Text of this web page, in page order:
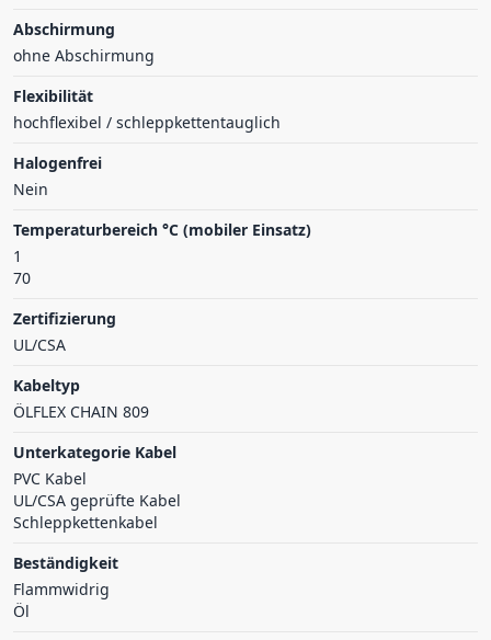
Abschirmung
ohne Abschirmung
Flexibilität
hochflexibel / schleppkettentauglich
Halogenfrei
Nein
Temperaturbereich °C (mobiler Einsatz)
1
70
Zertifizierung
UL/CSA
Kabeltyp
ÖLFLEX CHAIN 809
Unterkategorie Kabel
PVC Kabel
UL/CSA geprüfte Kabel
Schleppkettenkabel
Beständigkeit
Flammwidrig
Öl